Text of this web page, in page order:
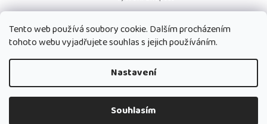
Tento web používá soubory cookie. Dalším procházením
tohoto webu vyjadřujete souhlas s jejich používáním.
Nastavení
Souhlasím
Copyright 2026Paruky Jilly Lenau s.r.o.. Všechna práva vyhrazena.